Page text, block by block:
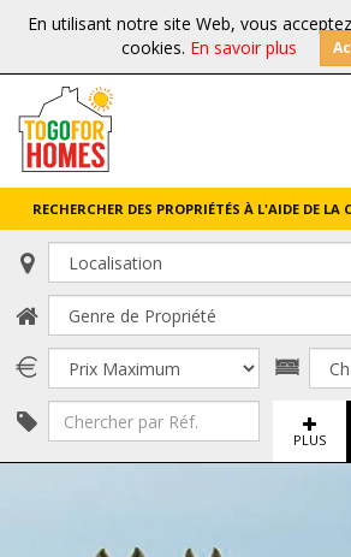
En utilisant notre site Web, vous
cookies. En savoir plus
RECHERCHER DES PROPRIÉTÉS À L'AIDE DE
PLUS